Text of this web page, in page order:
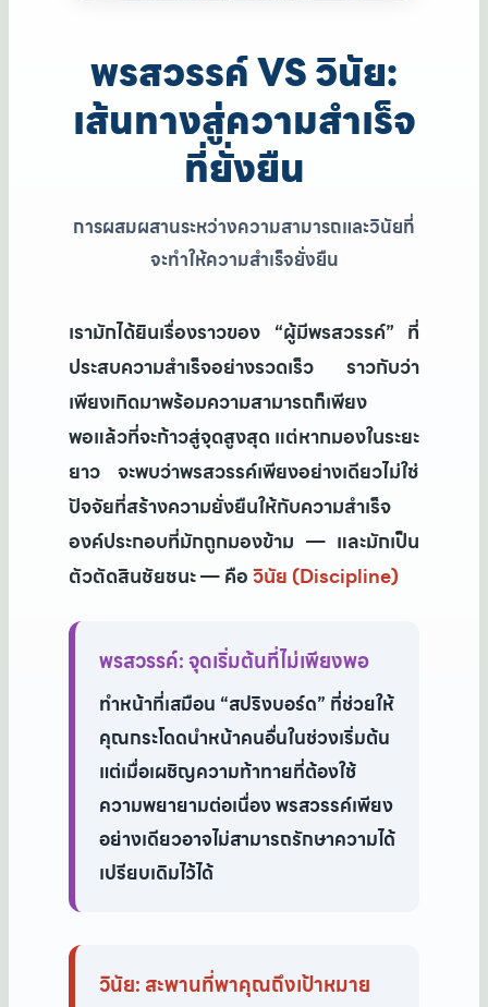
พรสวรรค์ VS วินัย:
เส้นทางสู่ความสำเร็จ
ที่ยั่งยืน
การผสมผสานระหว่างความสามารถและวินัยที่
จะทำให้ความสำเร็จยั่งยืน
เรามักได้ยินเรื่องราวของ “ผู้มีพรสวรรค์” ที่
ประสบความสำเร็จอย่างรวดเร็ว ราวกับว่า
เพียงเกิดมาพร้อมความสามารถก็เพียง
พอแล้วที่จะก้าวสู่จุดสูงสุด แต่หากมองในระยะ
ยาว จะพบว่าพรสวรรค์เพียงอย่างเดียวไม่ใช่
ปัจจัยที่สร้างความยั่งยืนให้กับความสำเร็จ
องค์ประกอบที่มักถูกมองข้าม — และมักเป็น
ตัวตัดสินชัยชนะ — คือวินัย (Discipline)
พรสวรรค์: จุดเริ่มต้นที่ไม่เพียงพอ
ทำหน้าที่เสมือน “สปริงบอร์ด” ที่ช่วยให้
คุณกระโดดนำหน้าคนอื่นในช่วงเริ่มต้น
แต่เมื่อเผชิญความท้าทายที่ต้องใช้
ความพยายามต่อเนื่อง พรสวรรค์เพียง
อย่างเดียวอาจไม่สามารถรักษาความได้
เปรียบเดิมไว้ได้
วินัย: สะพานที่พาคุณถึงเป้าหมาย